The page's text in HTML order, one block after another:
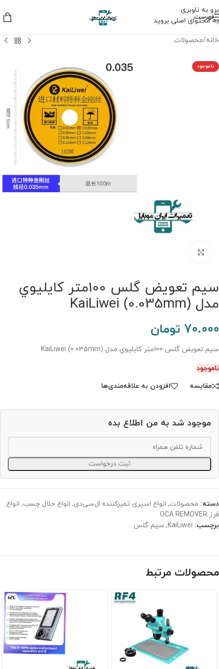
برو به ناوبری
به محتوای اصلی بروید
فهرست
خانه/محصولات
ناموجود
سيم تعويض گلس 100متر کايليوي
مدل (KaiLiwei (0.035mm
70.000 تومان
سيم تعويض گلس 100متر کايليوي مدل (KaiLiwei (0.035mm
ناموجود
مقایسه
افزودن به علاقه‌مندی‌ها
موجود شد به من اطلاع بده
ثبت درخواست
دسته: محصولات, انواع‌ اسپری تمیزکننده ال‌سی‌دی, انواع حلال چسب, انواع
فرز OCA REMOVER
برچسب: KaiLiwei
, سیم گلس
محصولات مرتبط